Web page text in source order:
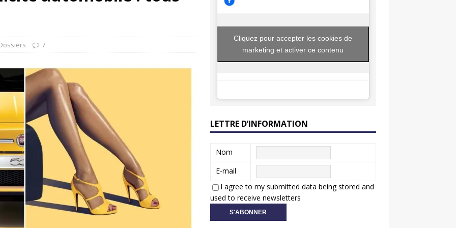
GTi : naissance d’une légende
7
Cliquez pour accepter les cookies de
marketing et activer ce contenu
LETTRE D’INFORMATION
Nom
E-mail
I agree to my submitted data being stored and
used to receive newsletters